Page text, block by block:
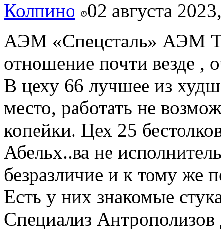
Колпино
02 августа
АЭМ «Спецсталь» АЭМ
отношение почти везде ,
В цеху 66 лучшее из
место, работать не
копейки. Цех 25
Абельх..ва не
безразличие и к тому же
Есть у них знакомые
Специализ Антрополизов